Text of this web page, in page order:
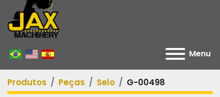
Menu
Produtos Peças Selo G-00498